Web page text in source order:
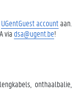
UGentGuest accountaan.
via dsa@ugent.be!
onthaalbalie,